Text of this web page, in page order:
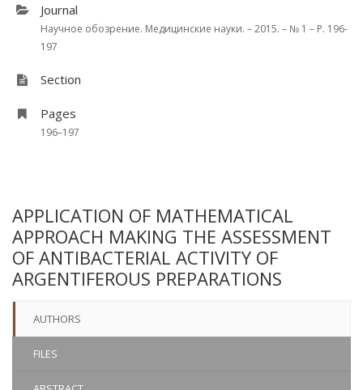
Journal
Научное обозрение. Медицинские науки. – 2015. – № 1 – P. 196-
197
Section
Pages
196–197
APPLICATION OF MATHEMATICAL
APPROACH MAKING THE ASSESSMENT
OF ANTIBACTERIAL ACTIVITY OF
ARGENTIFEROUS PREPARATIONS
AUTHORS
FILES